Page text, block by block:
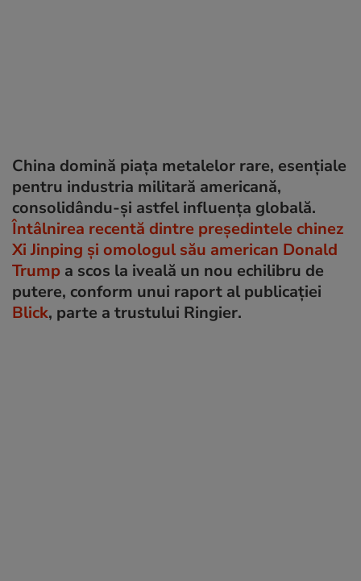
China domină piața metalelor rare, esențiale
pentru industria militară americană,
consolidându-și astfel influența globală.
Întâlnirea recentă dintre președintele chinez
Xi Jinping și omologul său american Donald
Trump a scos la iveală un nou echilibru de
putere, conform unui raport al publicației
Blick, parte a trustului Ringier.